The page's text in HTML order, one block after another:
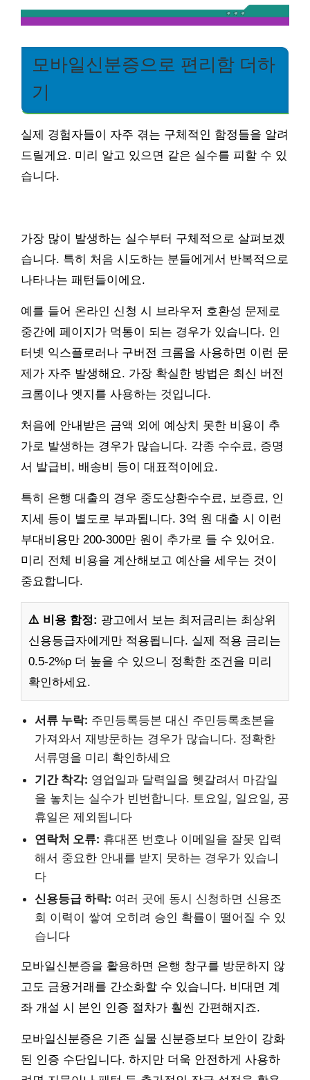
모바일신분증으로 편리함 더하
기
실제 경험자들이 자주 겪는 구체적인 함정들을 알려
드릴게요. 미리 알고 있으면 같은 실수를 피할 수 있
습니다.
가장 많이 발생하는 실수부터 구체적으로 살펴보겠
습니다. 특히 처음 시도하는 분들에게서 반복적으로
나타나는 패턴들이에요.
예를 들어 온라인 신청 시 브라우저 호환성 문제로
중간에 페이지가 먹통이 되는 경우가 있습니다. 인
터넷 익스플로러나 구버전 크롬을 사용하면 이런 문
제가 자주 발생해요. 가장 확실한 방법은 최신 버전
크롬이나 엣지를 사용하는 것입니다.
처음에 안내받은 금액 외에 예상치 못한 비용이 추
가로 발생하는 경우가 많습니다. 각종 수수료, 증명
서 발급비, 배송비 등이 대표적이에요.
특히 은행 대출의 경우 중도상환수수료, 보증료, 인
지세 등이 별도로 부과됩니다. 3억 원 대출 시 이런
부대비용만 200-300만 원이 추가로 들 수 있어요.
미리 전체 비용을 계산해보고 예산을 세우는 것이
중요합니다.
⚠️ 비용 함정: 광고에서 보는 최저금리는 최상위
신용등급자에게만 적용됩니다. 실제 적용 금리는
0.5-2%p 더 높을 수 있으니 정확한 조건을 미리
확인하세요.
서류 누락: 주민등록등본 대신 주민등록초본을
가져와서 재방문하는 경우가 많습니다. 정확한
서류명을 미리 확인하세요
기간 착각: 영업일과 달력일을 헷갈려서 마감일
을 놓치는 실수가 빈번합니다. 토요일, 일요일, 공
휴일은 제외됩니다
연락처 오류: 휴대폰 번호나 이메일을 잘못 입력
해서 중요한 안내를 받지 못하는 경우가 있습니
다
신용등급 하락: 여러 곳에 동시 신청하면 신용조
회 이력이 쌓여 오히려 승인 확률이 떨어질 수 있
습니다
모바일신분증을 활용하면 은행 창구를 방문하지 않
고도 금융거래를 간소화할 수 있습니다. 비대면 계
좌 개설 시 본인 인증 절차가 훨씬 간편해지죠.
모바일신분증은 기존 실물 신분증보다 보안이 강화
된 인증 수단입니다. 하지만 더욱 안전하게 사용하